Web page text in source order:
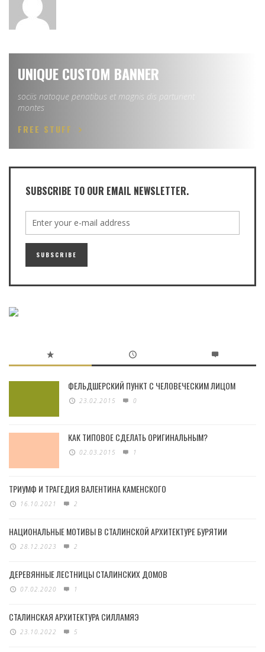
UNIQUE CUSTOM BANNER
sociis natoque penatibus et magnis dis parturient
montes
FREE STUFF
SUBSCRIBE TO OUR EMAIL NEWSLETTER.
ФЕЛЬДШЕРСКИЙ ПУНКТ С ЧЕЛОВЕЧЕСКИМ ЛИЦОМ
23.02.2015 0
КАК ТИПОВОЕ СДЕЛАТЬ ОРИГИНАЛЬНЫМ?
02.03.2015 1
ТРИУМФ И ТРАГЕДИЯ ВАЛЕНТИНА КАМЕНСКОГО
16.10.2021 2
НАЦИОНАЛЬНЫЕ МОТИВЫ В СТАЛИНСКОЙ АРХИТЕКТУРЕ БУРЯТИИ
28.12.2023 2
ДЕРЕВЯННЫЕ ЛЕСТНИЦЫ СТАЛИНСКИХ ДОМОВ
07.02.2020 1
СТАЛИНСКАЯ АРХИТЕКТУРА СИЛЛАМЯЭ
23.10.2022 5